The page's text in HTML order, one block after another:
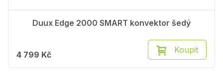
Duux Edge 2000 SMART konvektor šedý
4 799 Kč Koupit